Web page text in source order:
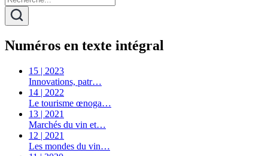
Numéros en texte intégral
15 | 2023
Innovations, patr…
14 | 2022
Le tourisme œnoga…
13 | 2021
Marchés du vin et…
12 | 2021
Les mondes du vin…